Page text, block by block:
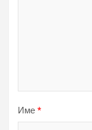
Име *